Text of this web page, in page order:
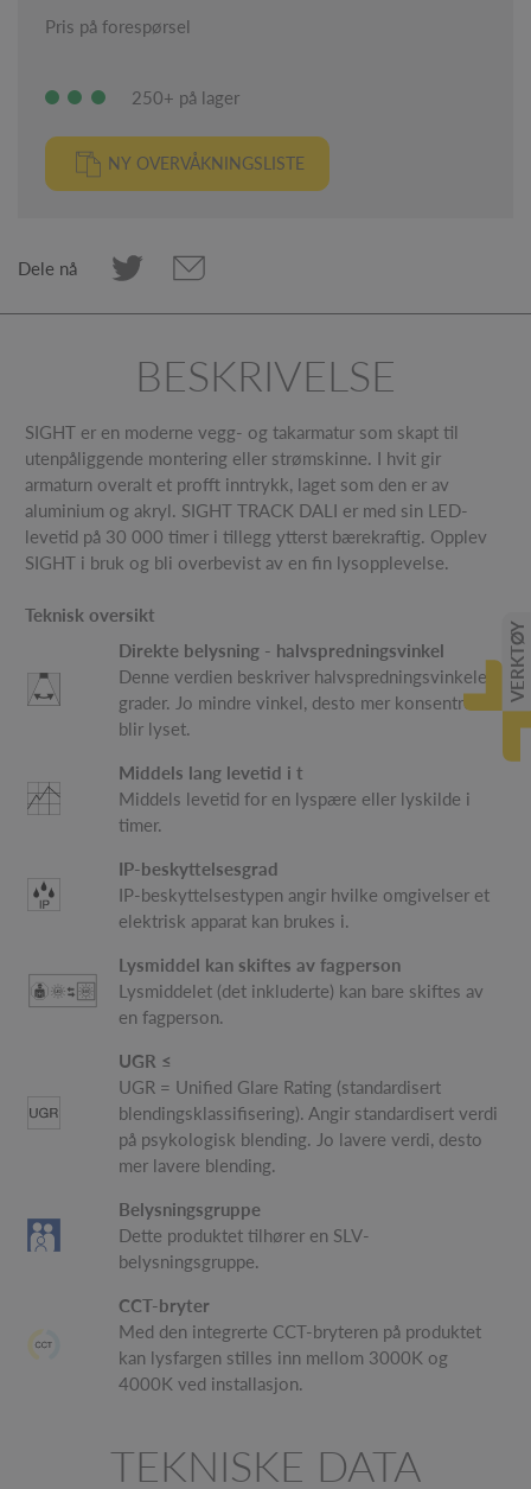
Pris på forespørsel
250+ på lager
NY OVERVÅKNINGSLISTE
Dele nå
BESKRIVELSE
SIGHT er en moderne vegg- og takarmatur som skapt til
utenpåliggende montering eller strømskinne. I hvit gir
armaturn overalt et profft inntrykk, laget som den er av
aluminium og akryl. SIGHT TRACK DALI er med sin LED-
levetid på 30 000 timer i tillegg ytterst bærekraftig. Opplev
SIGHT i bruk og bli overbevist av en fin lysopplevelse.
Teknisk oversikt
Direkte belysning - halvspredningsvinkel
Denne verdien beskriver halvspredningsvinkeleni
grader. Jo mindre vinkel, desto mer konsentrert
blir lyset.
Middels lang levetid i t
Middels levetid for en lyspære eller lyskilde i
timer.
IP-beskyttelsesgrad
IP-beskyttelsestypen angir hvilke omgivelser et
elektrisk apparat kan brukes i.
Lysmiddel kan skiftes av fagperson
Lysmiddelet (det inkluderte) kan bare skiftes av
en fagperson.
UGR ≤
UGR = Unified Glare Rating (standardisert
blendingsklassifisering). Angir standardisert verdi
på psykologisk blending. Jo lavere verdi, desto
mer lavere blending.
Belysningsgruppe
Dette produktet tilhører en SLV-
belysningsgruppe.
CCT-bryter
Med den integrerte CCT-bryteren på produktet
kan lysfargen stilles inn mellom 3000K og
4000K ved installasjon.
TEKNISKE DATA
VERKTØY